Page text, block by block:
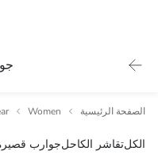
الصفحة الرئيسية Women
الكلتقاشر الكاحلجوارب